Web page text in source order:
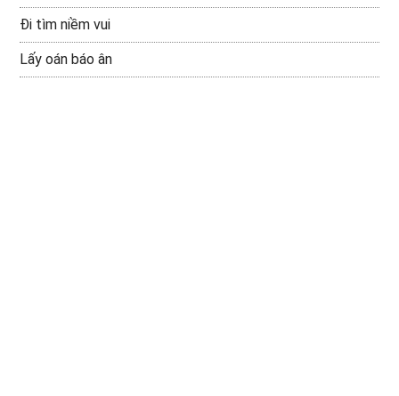
Đi tìm niềm vui
Lấy oán báo ân